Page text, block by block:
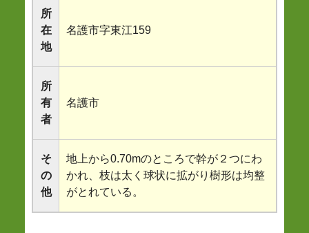
所
在
地
名護市字東江159
所
有
者
名護市
そ
の
他
地上から0.70mのところで幹が２つにわ
かれ、枝は太く球状に拡がり樹形は均整
がとれている。